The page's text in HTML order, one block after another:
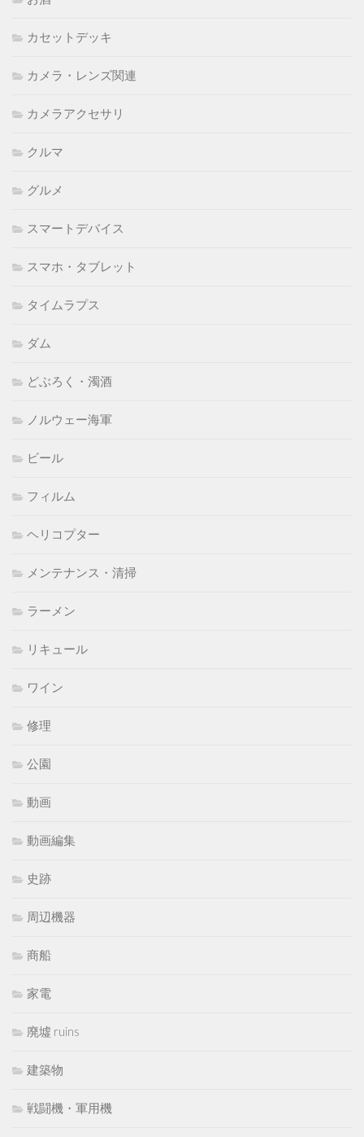
カセットデッキ
カメラ・レンズ関連
カメラアクセサリ
クルマ
グルメ
スマートデバイス
スマホ・タブレット
タイムラプス
ダム
どぶろく・濁酒
ノルウェー海軍
ビール
フィルム
ヘリコプター
メンテナンス・清掃
ラーメン
リキュール
ワイン
修理
公園
動画
動画編集
史跡
周辺機器
商船
家電
廃墟 ruins
建築物
戦闘機・軍用機